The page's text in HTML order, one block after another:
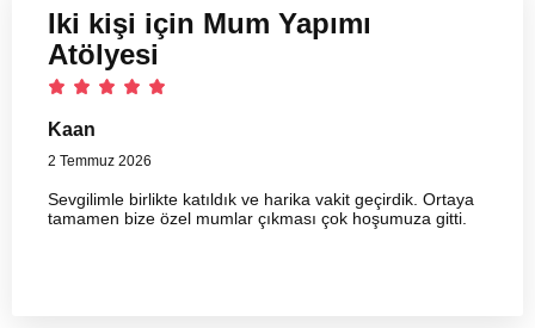
Iki kişi için Mum Yapımı
Atölyesi
Kaan
2 Temmuz 2026
Sevgilimle birlikte katıldık ve harika vakit geçirdik. Ortaya
tamamen bize özel mumlar çıkması çok hoşumuza gitti.